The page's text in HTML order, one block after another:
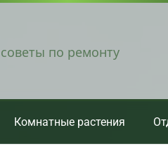
по ремонту
Комнатные растения